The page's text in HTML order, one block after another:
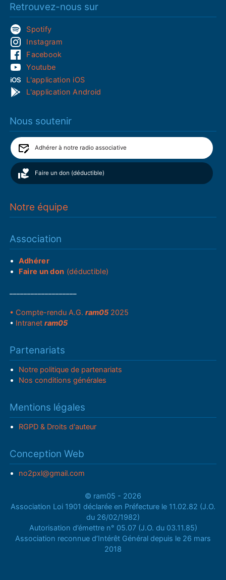
Retrouvez-nous sur
Spotify
Instagram
Facebook
Youtube
L'application iOS
L'application Android
Nous soutenir
Adhérer à notre radio associative
Faire un don (déductible)
Notre équipe
Association
Adhérer
Faire un don (déductible)
• Compte-rendu A.G.ram05 2025
• Intranetram05
Partenariats
Notre politique de partenariats
Nos conditions générales
Mentions légales
RGPD & Droits d'auteur
Conception Web
no2pxl@gmail.com
© ram05 - 2026
Association Loi 1901 déclarée en Préfecture le 11.02.82 (J.O.
du 26/02/1982)
Autorisation d’émettre n° 05.07 (J.O. du 03.11.85)
Association reconnue d’Intérêt Général depuis le 26 mars
2018